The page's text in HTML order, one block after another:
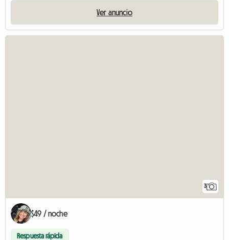
Ver anuncio
3
$49 / noche
Respuesta rápida